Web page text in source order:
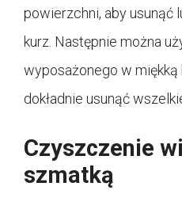
powierzchni, aby usunąć
kurz. Następnie można
wyposażonego w miękką
dokładnie usunąć
Czyszczenie
szmatką